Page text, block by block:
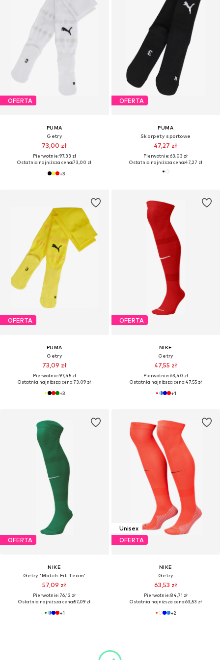
OFERTA
PUMA
Getry
73,00 zł
Pierwotnie: 97,33 zł
Ostatnia najniższa cena:73,00 zł
+3
OFERTA
PUMA
Skarpety sportowe
47,27 zł
Pierwotnie: 63,03 zł
Ostatnia najniższa cena:47,27 zł
OFERTA
PUMA
Getry
73,09 zł
Pierwotnie: 97,45 zł
Ostatnia najniższa cena:73,09 zł
+3
OFERTA
NIKE
Getry
47,55 zł
Pierwotnie: 63,40 zł
Ostatnia najniższa cena:47,55 zł
+1
OFERTA
NIKE
Getry 'Match Fit Team'
57,09 zł
Pierwotnie: 76,12 zł
Ostatnia najniższa cena:57,09 zł
+1
Unisex
OFERTA
NIKE
Getry
63,53 zł
Pierwotnie: 84,71 zł
Ostatnia najniższa cena:63,53 zł
+2